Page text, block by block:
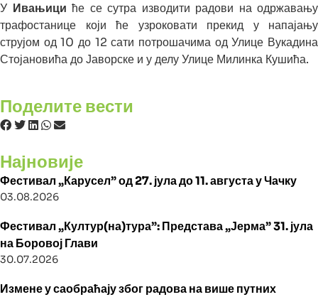
У Ивањици ће се сутра изводити радови на одржавању
трафостанице који ће узроковати прекид у напајању
струјом од 10 до 12 сати потрошачима од Улице Вукадина
Стојановића до Јаворске и у делу Улице Милинка Кушића.
Поделите вести
Најновије
Фестивал „Карусел” од 27. јула до 11. августа у Чачку
03.08.2026
Фестивал „Култур(на)тура”: Представа „Јерма” 31. јула
на Боровој Глави
30.07.2026
Измене у саобраћају због радова на више путних